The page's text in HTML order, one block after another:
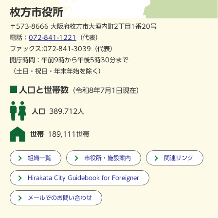
枚方市役所
〒573-8666 大阪府枚方市大垣内町2丁目1番20号
電話： 072-841-1221
（代表）
ファックス:072-841-3039（代表）
開庁時間：午前9時から午後5時30分まで
（土日・祝日・年末年始を除く）
人口と世帯数 （令和8年7月1日現在）
人口 389,712人
世帯 189,111世帯
組織一覧 市役所・施設案内 関連リンク
Hirakata City Guidebook for Foreigner
メールでのお問い合わせ